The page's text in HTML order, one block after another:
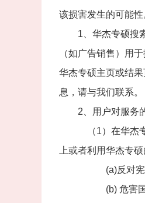
该损害发生的可能性
1、华杰专硕搜索
（如广告销售）用
华杰专硕主页或结
息，请与我们联系。
2、用户对服务的
（1）在华杰专硕
上或者利用华杰专
(a)反对宪法所
(b) 危害国家安